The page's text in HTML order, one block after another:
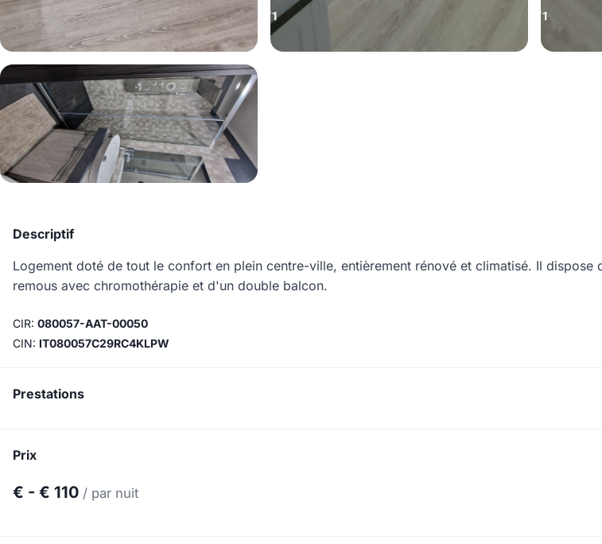
Descriptif
Logement doté de tout le confort en plein centre-ville, entièrement rénové et climatisé. Il
remous avec chromothérapie et d'un double balcon.
CIR: 080057-AAT-00050
CIN: IT080057C29RC4KLPW
Prestations
Prix ​​
€ - € 110 / par nuit